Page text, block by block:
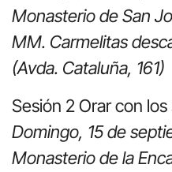
Monasterio de San
MM. Carmelitas
(Avda. Cataluña, 161)
Sesión 2 Orar con los
Domingo, 15 de
Monasterio de la